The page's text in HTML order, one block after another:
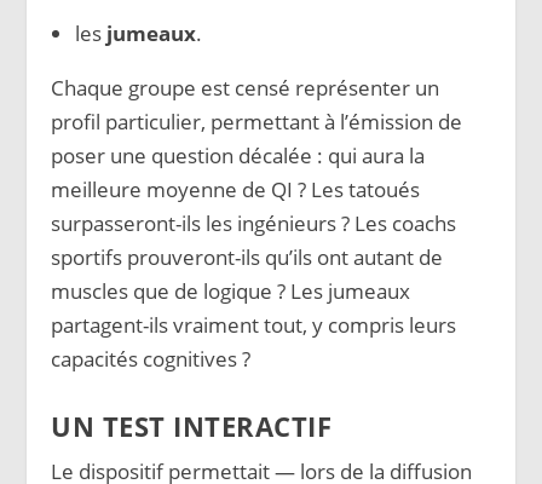
les jumeaux.
Chaque groupe est censé représenter un
profil particulier, permettant à l’émission de
poser une question décalée : qui aura la
meilleure moyenne de QI ? Les tatoués
surpasseront-ils les ingénieurs ? Les coachs
sportifs prouveront-ils qu’ils ont autant de
muscles que de logique ? Les jumeaux
partagent-ils vraiment tout, y compris leurs
capacités cognitives ?
UN TEST INTERACTIF
Le dispositif permettait — lors de la diffusion